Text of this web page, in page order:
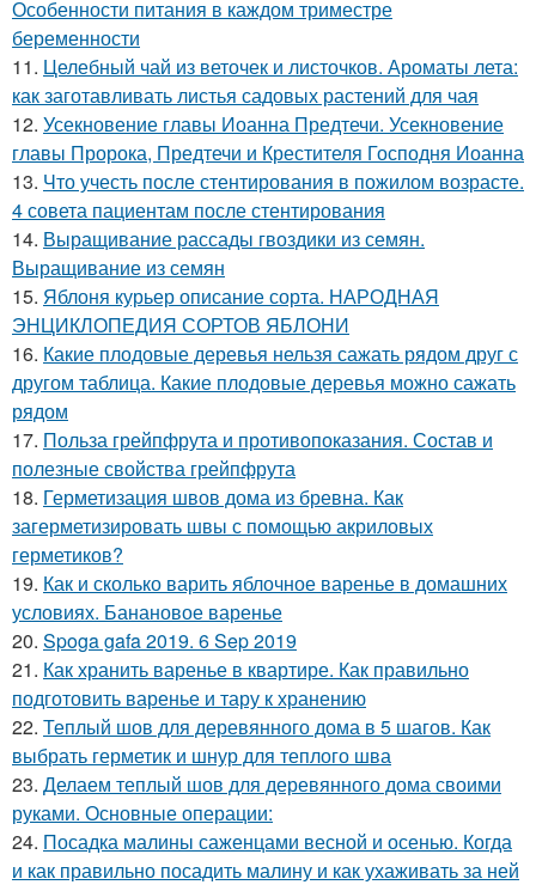
Особенности питания в каждом триместре
беременности
11. Целебный чай из веточек и листочков. Ароматы лета:
как заготавливать листья садовых растений для чая
12. Усекновение главы Иоанна Предтечи. Усекновение
главы Пророка, Предтечи и Крестителя Господня Иоанна
13. Что учесть после стентирования в пожилом возрасте.
4 совета пациентам после стентирования
14. Выращивание рассады гвоздики из семян.
Выращивание из семян
15. Яблоня курьер описание сорта. НАРОДНАЯ
ЭНЦИКЛОПЕДИЯ СОРТОВ ЯБЛОНИ
16. Какие плодовые деревья нельзя сажать рядом друг с
другом таблица. Какие плодовые деревья можно сажать
рядом
17. Польза грейпфрута и противопоказания. Состав и
полезные свойства грейпфрута
18. Герметизация швов дома из бревна. Как
загерметизировать швы с помощью акриловых
герметиков?
19. Как и сколько варить яблочное варенье в домашних
условиях. Банановое варенье
20. Spoga gafa 2019. 6 Sep 2019
21. Как хранить варенье в квартире. Как правильно
подготовить варенье и тару к хранению
22. Теплый шов для деревянного дома в 5 шагов. Как
выбрать герметик и шнур для теплого шва
23. Делаем теплый шов для деревянного дома своими
руками. Основные операции:
24. Посадка малины саженцами весной и осенью. Когда
и как правильно посадить малину и как ухаживать за ней